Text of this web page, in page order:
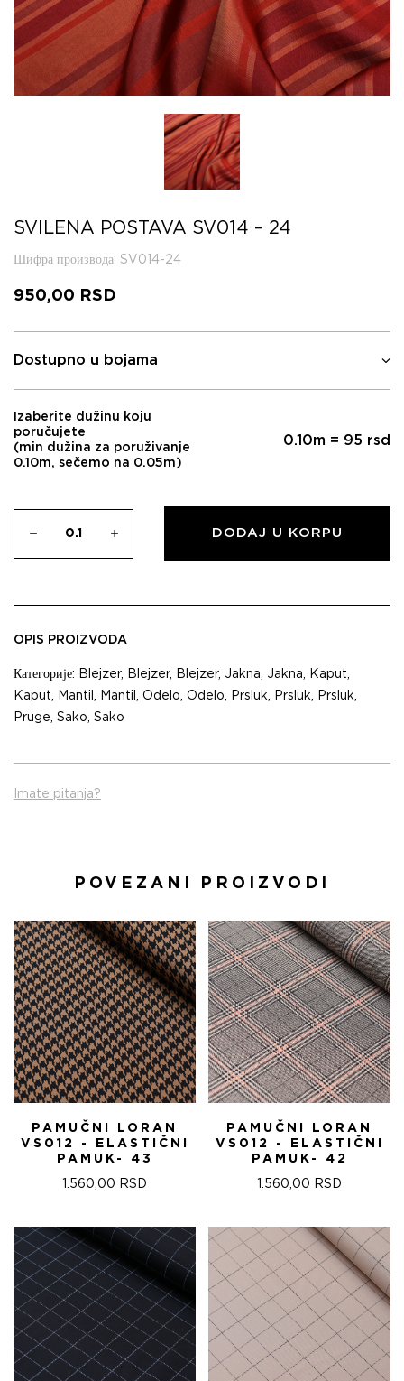
SVILENA POSTAVA SV014 – 24
Шифра производа: SV014-24
950,00 RSD
Dostupno u bojama
Izaberite dužinu koju
poručujete
(min dužina za poruživanje
0.10m, sečemo na 0.05m)
0.10m = 95 rsd
DODAJ U KORPU
OPIS PROIZVODA
Категорије: Blejzer, Blejzer, Blejzer, Jakna, Jakna, Kaput,
Kaput, Mantil , Mantil , Odelo, Odelo, Prsluk, Prsluk, Prsluk,
Pruge, Sako, Sako
Imate pitanja?
POVEZANI PROIZVODI
PAMUČNI LORAN
VS012 - ELASTIČNI
PAMUK- 43
1.560,00 RSD
PAMUČNI LORAN
VS012 - ELASTIČNI
PAMUK- 42
1.560,00 RSD